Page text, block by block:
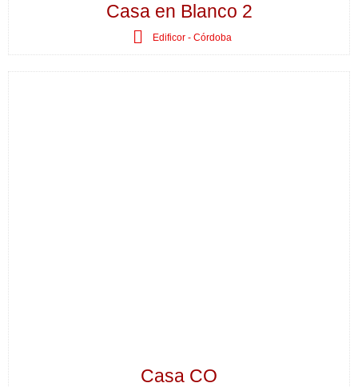
Casa en Blanco 2
Edificor - Córdoba
Casa CO